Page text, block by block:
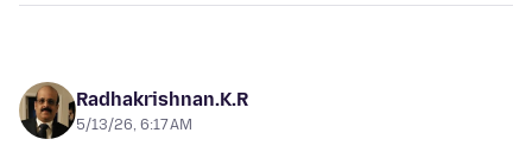
Radhakrishnan.K.R
5/13/26, 6:17 AM